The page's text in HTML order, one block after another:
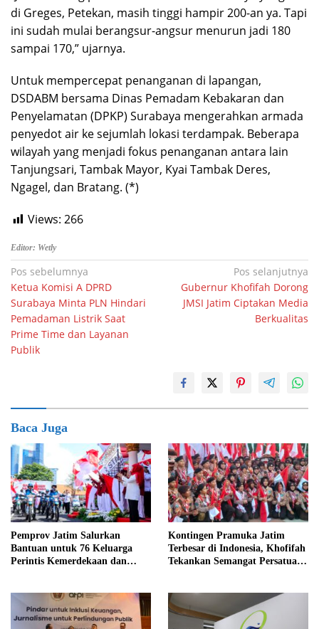
di Greges, Petekan, masih tinggi hampir 200-an ya. Tapi
ini sudah mulai berangsur-angsur menurun jadi 180
sampai 170,” ujarnya.
Untuk mempercepat penanganan di lapangan,
DSDABM bersama Dinas Pemadam Kebakaran dan
Penyelamatan (DPKP) Surabaya mengerahkan armada
penyedot air ke sejumlah lokasi terdampak. Beberapa
wilayah yang menjadi fokus penanganan antara lain
Tanjungsari, Tambak Mayor, Kyai Tambak Deres,
Ngagel, dan Bratang. (*)
Views: 266
Editor: Wetly
Navigasi
pos
Pos sebelumnya
Ketua Komisi A DPRD
Surabaya Minta PLN Hindari
Pemadaman Listrik Saat
Prime Time dan Layanan
Publik
Pos selanjutnya
Gubernur Khofifah Dorong
JMSI Jatim Ciptakan Media
Berkualitas
Baca Juga
Pemprov Jatim Salurkan
Bantuan untuk 76 Keluarga
Perintis Kemerdekaan dan
Kontingen Pramuka Jatim
Terbesar di Indonesia, Khofifah
Tekankan Semangat Persatuan